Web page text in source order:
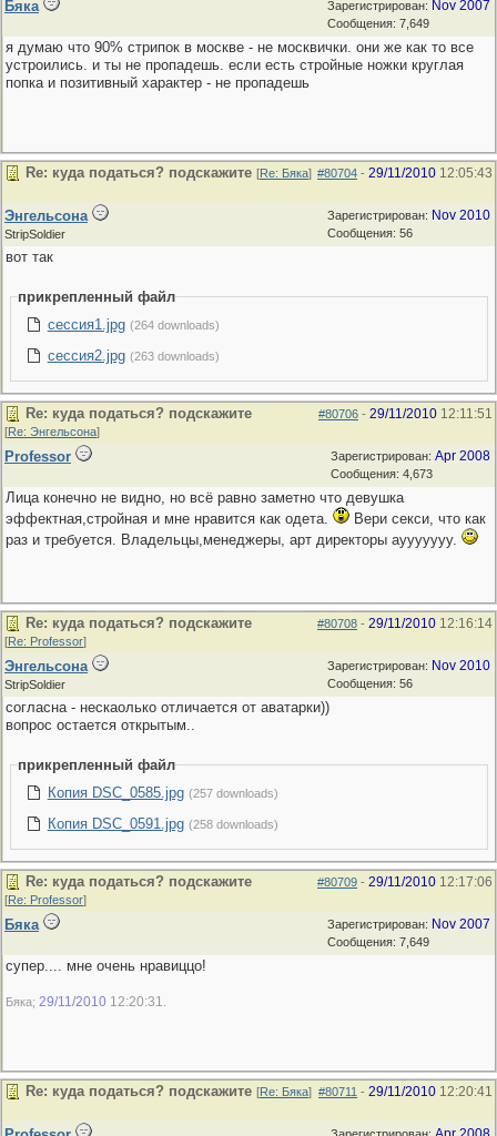
Зарегистрирован: Nov 2007
Сообщения: 7,649
Бяка
я думаю что 90% стрипок в москве - не москвички. они же как то все
устроились. и ты не пропадешь. если есть стройные ножки круглая
попка и позитивный характер - не пропадешь
#80704 - 29/11/2010 12:05:43
Re: куда податься? подскажите [Re: Бяка]
Зарегистрирован: Nov 2010
Сообщения: 56
Энгельсона
StripSoldier
вот так
прикрепленный файл
сессия1.jpg (264 downloads)
сессия2.jpg (263 downloads)
#80706 - 29/11/2010 12:11:51
Re: куда податься? подскажите
[Re: Энгельсона]
Зарегистрирован: Apr 2008
Сообщения: 4,673
Professor
Лица конечно не видно, но всё равно заметно что девушка
эффектная,стройная и мне нравится как одета.
Вери секси, что как
раз и требуется. Владельцы,менеджеры, арт директоры ayyyyyyy.
#80708 - 29/11/2010 12:16:14
Re: куда податься? подскажите
[Re: Professor]
Зарегистрирован: Nov 2010
Сообщения: 56
Энгельсона
StripSoldier
согласна - нескаолько отличается от аватарки))
вопрос остается открытым..
прикрепленный файл
Копия DSC_0585.jpg (257 downloads)
Копия DSC_0591.jpg (258 downloads)
#80709 - 29/11/2010 12:17:06
Re: куда податься? подскажите
[Re: Professor]
Зарегистрирован: Nov 2007
Сообщения: 7,649
Бяка
супер.... мне очень нравиццо!
Бяка; 29/11/2010 12:20:31
#80711 - 29/11/2010 12:20:41
Re: куда податься? подскажите [Re: Бяка]